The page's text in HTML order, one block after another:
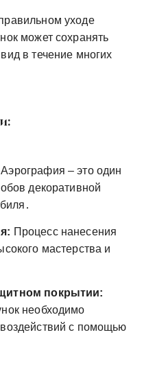
уходе
может сохранять
в течение многих
Аэрография – это один
декоративной
Процесс нанесения
мастерства и
покрытии:
необходимо
с помощью